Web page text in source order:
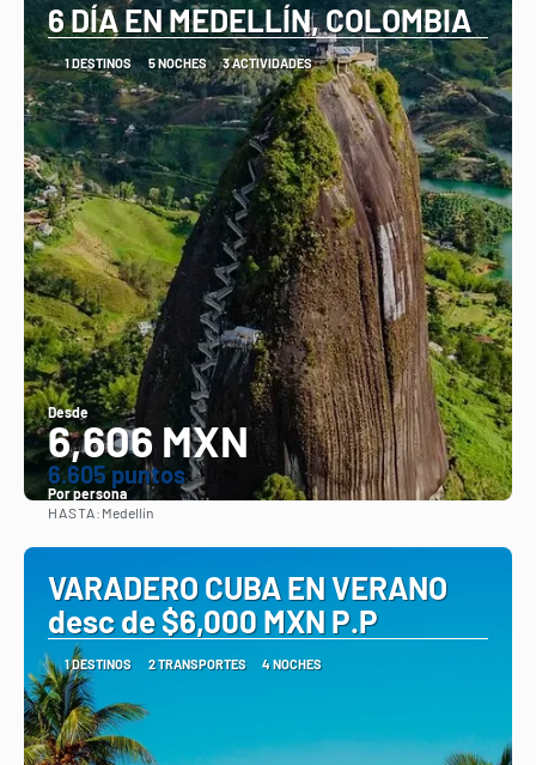
6 DÍA EN MEDELLÍN, COLOMBIA
1 DESTINOS 5 NOCHES 3 ACTIVIDADES
Desde
6,606 MXN
6.605 puntos
Por persona
HASTA: Medellín
VARADERO CUBA EN VERANO
desc de $6,000 MXN P.P
1 DESTINOS 2 TRANSPORTES 4 NOCHES